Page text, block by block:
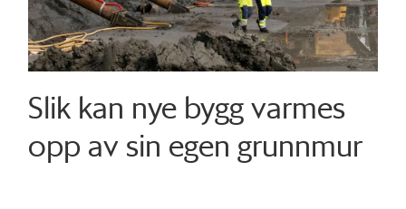
Slik kan nye bygg varmes
opp av sin egen grunnmur